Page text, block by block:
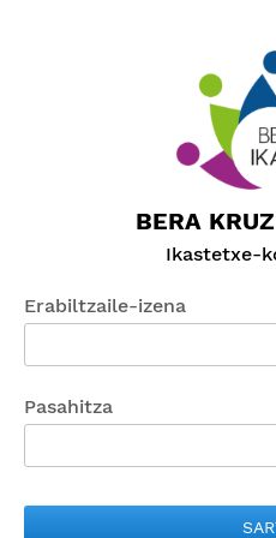
BERA
Ikastetxe-
Erabiltzaile-izena
Pasahitza